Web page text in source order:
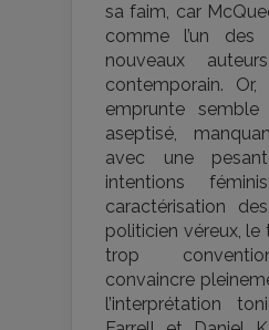
sa faim, car
comme l’un des
nouveaux
contemporain. Or,
emprunte semble
aseptisé,
avec une
intentions
caractérisation
politicien véreux, le
trop
convaincre
l’interprétation